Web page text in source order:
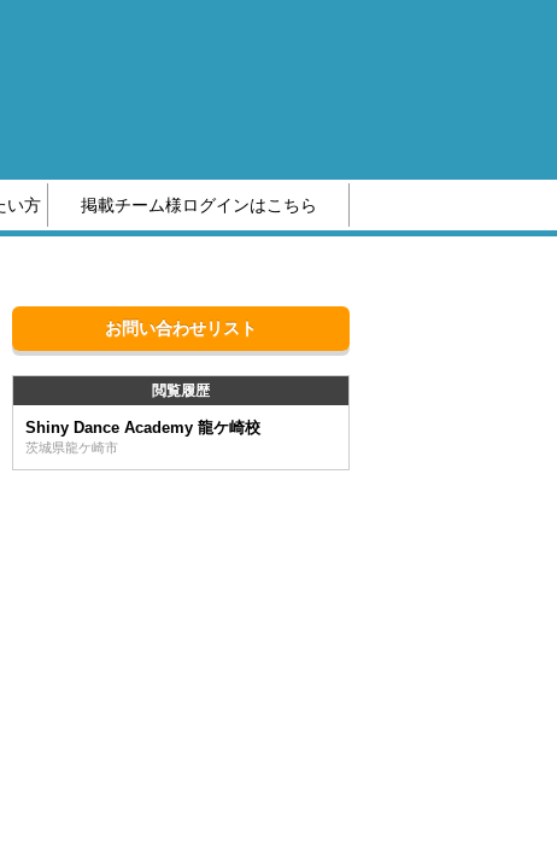
い方 掲載チーム様ログインはこちら
お問い合わせリスト
閲覧履歴
Shiny Dance Academy 龍ケ崎校
茨城県龍ケ崎市